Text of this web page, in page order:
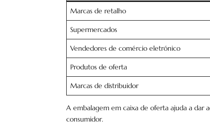
Marcas de retalho
Supermercados
Vendedores de comércio eletrónico
Produtos de oferta
Marcas de distribuidor
A embalagem em caixa de oferta ajuda a dar
consumidor.